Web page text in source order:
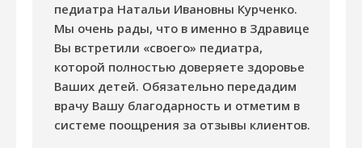
педиатра Натальи Ивановны Курченко.
Мы очень рады, что в именно в Здравице
Вы встретили «своего» педиатра,
которой полностью доверяете здоровье
Ваших детей. Обязательно передадим
врачу Вашу благодарность и отметим в
системе поощрения за отзывы клиентов.